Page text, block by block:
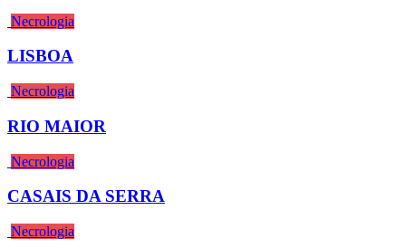
Necrologia
LISBOA
Necrologia
RIO MAIOR
Necrologia
CASAIS DA SERRA
Necrologia